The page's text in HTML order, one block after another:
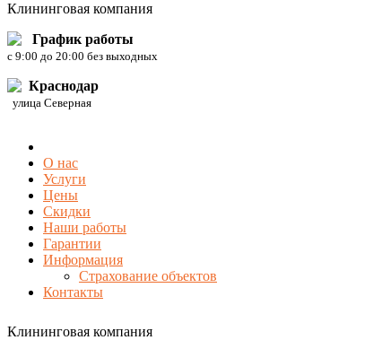
Клининговая компания
График работы
c 9:00 до 20:00 без выходных
Краснодар
улица Северная
О нас
Услуги
Цены
Скидки
Наши работы
Гарантии
Информация
Страхование объектов
Контакты
Клининговая компания